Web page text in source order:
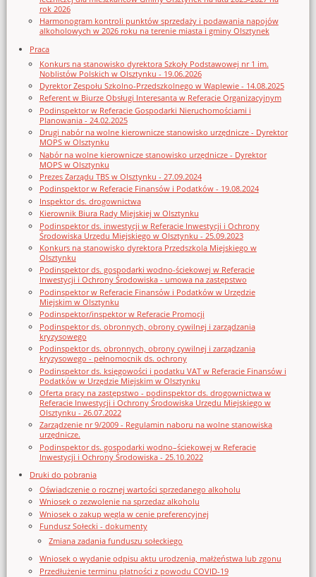
rok 2026
Harmonogram kontroli punktów sprzedaży i podawania napojów
alkoholowych w 2026 roku na terenie miasta i gminy Olsztynek
Praca
Konkurs na stanowisko dyrektora Szkoły Podstawowej nr 1 im.
Noblistów Polskich w Olsztynku - 19.06.2026
Dyrektor Zespołu Szkolno-Przedszkolnego w Waplewie - 14.08.2025
Referent w Biurze Obsługi Interesanta w Referacie Organizacyjnym
Podinspektor w Referacie Gospodarki Nieruchomościami i
Planowania - 24.02.2025
Drugi nabór na wolne kierownicze stanowisko urzędnicze - Dyrektor
MOPS w Olsztynku
Nabór na wolne kierownicze stanowisko urzędnicze - Dyrektor
MOPS w Olsztynku
Prezes Zarządu TBS w Olsztynku - 27.09.2024
Podinspektor w Referacie Finansów i Podatków - 19.08.2024
Inspektor ds. drogownictwa
Kierownik Biura Rady Miejskiej w Olsztynku
Podinspektor ds. inwestycji w Referacie Inwestycji i Ochrony
Środowiska Urzędu Miejskiego w Olsztynku - 25.09.2023
Konkurs na stanowisko dyrektora Przedszkola Miejskiego w
Olsztynku
Podinspektor ds. gospodarki wodno-ściekowej w Referacie
Inwestycji i Ochrony Środowiska - umowa na zastępstwo
Podinspektor w Referacie Finansów i Podatków w Urzędzie
Miejskim w Olsztynku
Podinspektor/inspektor w Referacie Promocji
Podinspektor ds. obronnych, obrony cywilnej i zarządzania
kryzysowego
Podinspektor ds. obronnych, obrony cywilnej i zarządzania
kryzysowego - pełnomocnik ds. ochrony
Podinspektor ds. księgowości i podatku VAT w Referacie Finansów i
Podatków w Urzędzie Miejskim w Olsztynku
Oferta pracy na zastępstwo - podinspektor ds. drogownictwa w
Referacie Inwestycji i Ochrony Środowiska Urzędu Miejskiego w
Olsztynku - 26.07.2022
Zarządzenie nr 9/2009 - Regulamin naboru na wolne stanowiska
urzędnicze.
Podinspektor ds. gospodarki wodno–ściekowej w Referacie
Inwestycji i Ochrony Środowiska - 25.10.2022
Druki do pobrania
Oświadczenie o rocznej wartości sprzedanego alkoholu
Wniosek o zezwolenie na sprzedaz alkoholu
Wniosek o zakup węgla w cenie preferencyjnej
Fundusz Sołecki - dokumenty
Zmiana zadania funduszu sołeckiego
Wniosek o wydanie odpisu aktu urodzenia, małżeństwa lub zgonu
Przedłużenie terminu płatności z powodu COVID-19